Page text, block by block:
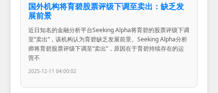
国外机构将育碧股票评级下调至卖出：缺乏发
展前景
近日知名的金融分析平台Seeking Alpha将育碧的股票评级下调
至“卖出”，该机构认为育碧缺乏发展前景。Seeking Alpha分析
师将育碧股票评级下调至“卖出”，原因在于育碧持续存在的运
营不
2025-12-11 04:00:02